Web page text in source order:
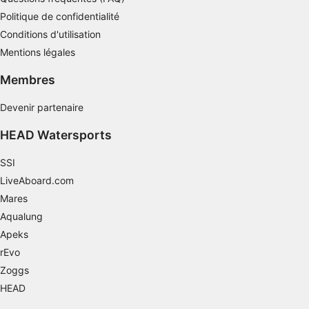
Politique de confidentialité
Conditions d'utilisation
Mentions légales
Membres
Devenir partenaire
HEAD Watersports
SSI
LiveAboard.com
Mares
Aqualung
Apeks
rEvo
Zoggs
HEAD
Utiliser des données limitées pour
sélectionner le contenu
Caractéristiques spéciales de l'IAB :
Utiliser des données de géolocalisation
informations demandées explicitement
Nécessaire
Performance
Fonctionnel